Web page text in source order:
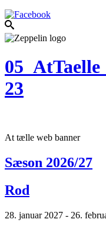
23
At tælle web banner
Sæson 2026/27
Rod
28. januar 2027 - 26.